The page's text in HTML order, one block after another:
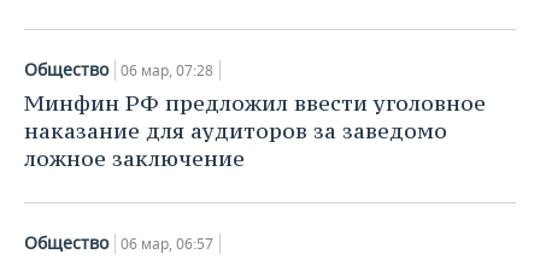
Общество 06 мар, 07:28
Минфин РФ предложил ввести уголовное
наказание для аудиторов за заведомо
ложное заключение
Общество 06 мар, 06:57